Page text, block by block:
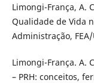
Limongi-França, A.
Qualidade de Vida
Administração, FEA/
Limongi-França. A.
– PRH: conceitos,